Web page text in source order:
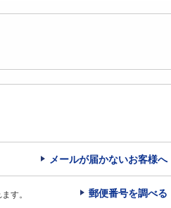
メールが届かないお客様へ
す。 郵便番号を調べる